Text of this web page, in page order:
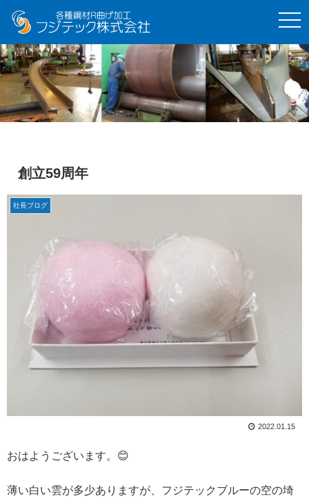
t
o
g
l
e
n
v
i
g
創立59周年
社長ブログ
2022.01.15
おはようございます。😊
薄い白い雲が多少ありますが、フジテックブルーの空の埼